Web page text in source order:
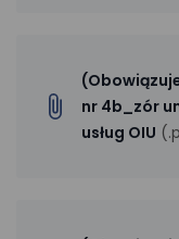
nr 4b_zór
usług OIU